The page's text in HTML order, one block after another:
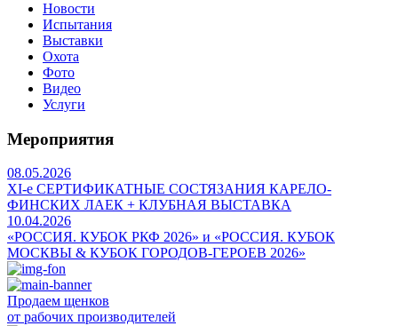
Новости
Испытания
Выставки
Охота
Фото
Видео
Услуги
Мероприятия
08.05.2026
ХI-е СЕРТИФИКАТНЫЕ СОСТЯЗАНИЯ КАРЕЛО-
ФИНСКИХ ЛАЕК + КЛУБНАЯ ВЫСТАВКА
10.04.2026
«РОССИЯ. КУБОК РКФ 2026» и «РОССИЯ. КУБОК
МОСКВЫ & КУБОК ГОРОДОВ-ГЕРОЕВ 2026»
Продаем щенков
от рабочих производителей